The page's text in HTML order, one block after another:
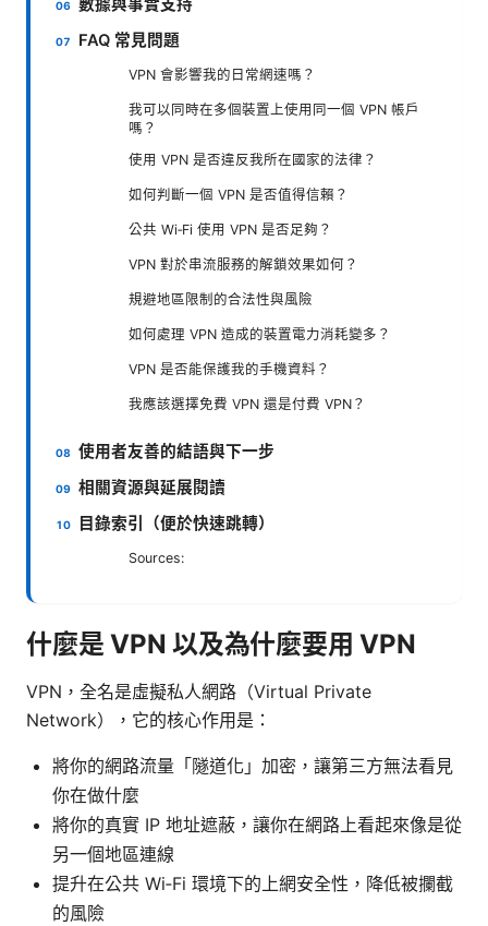
數據與事實支持
FAQ 常見問題
VPN 會影響我的日常網速嗎？
我可以同時在多個裝置上使用同一個 VPN 帳戶
嗎？
使用 VPN 是否違反我所在國家的法律？
如何判斷一個 VPN 是否值得信賴？
公共 Wi‑Fi 使用 VPN 是否足夠？
VPN 對於串流服務的解鎖效果如何？
規避地區限制的合法性與風險
如何處理 VPN 造成的裝置電力消耗變多？
VPN 是否能保護我的手機資料？
我應該選擇免費 VPN 還是付費 VPN？
使用者友善的結語與下一步
相關資源與延展閱讀
目錄索引（便於快速跳轉）
Sources:
什麼是 VPN 以及為什麼要用 VPN
VPN，全名是虛擬私人網路（Virtual Private
Network），它的核心作用是：
將你的網路流量「隧道化」加密，讓第三方無法看見
你在做什麼
將你的真實 IP 地址遮蔽，讓你在網路上看起來像是從
另一個地區連線
提升在公共 Wi‑Fi 環境下的上網安全性，降低被攔截
的風險